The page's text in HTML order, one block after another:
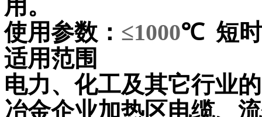
用。
使用参数： ≤1000℃ 短
适用范围
电力、化工及其它行业
冶金企业加热区电缆、